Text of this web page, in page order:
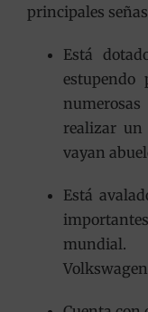
principales
Está
realizar un
vayan
Está
mundial.